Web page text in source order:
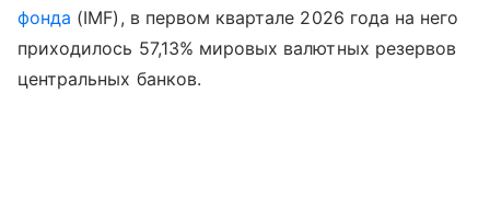
фонда (IMF), в первом квартале 2026 года на него
приходилось 57,13% мировых валютных резервов
центральных банков.